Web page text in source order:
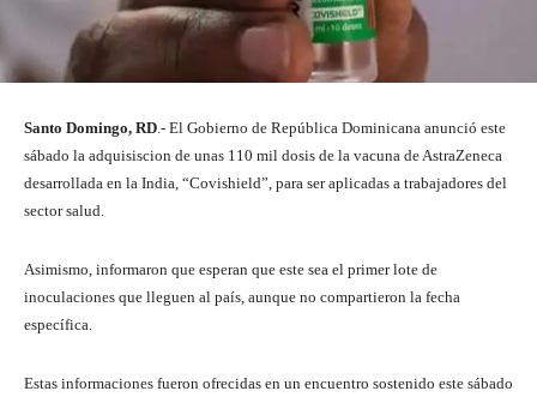
Santo Domingo, RD.- El Gobierno de República Dominicana anunció este
sábado la adquisiscion de unas 110 mil dosis de la vacuna de AstraZeneca
desarrollada en la India, “Covishield”, para ser aplicadas a trabajadores del
sector salud.
Asimismo, informaron que esperan que este sea el primer lote de
inoculaciones que lleguen al país, aunque no compartieron la fecha
específica.
Estas informaciones fueron ofrecidas en un encuentro sostenido este sábado